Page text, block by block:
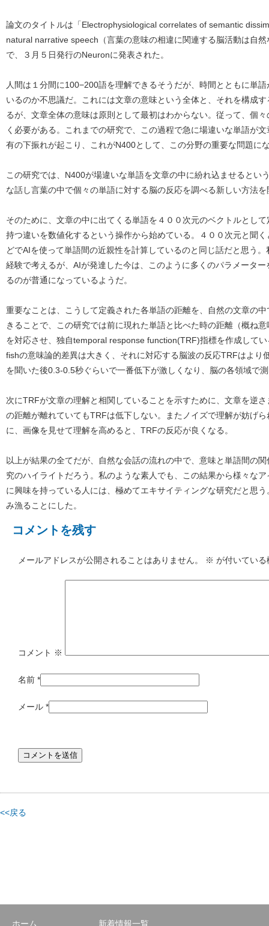
論文のタイトルは「Electrophysiological correlates of semantic
natural narrative speech（言葉の意味の相違に関連する脳活動は自
で、３月５日発行のNeuronに発表された。
人間は１分間に100−200語を理解できるそうだが、時間とともに単
いるのか不思議だ。これには文章の意味という全体と、それを構成
るが、文章全体の意味は原則として最初はわからない。従って、個
く必要がある。これまでの研究で、この過程で急に場違いな単語が
有の下振れが起こり、これがN400として、この分野の重要な問題に
この研究では、N400が場違いな単語を文章の中に紛れ込ませるとい
な話し言葉の中で個々の単語に対する脳の反応を調べる新しい方法
そのために、文章の中に出てくる単語を４００次元のベクトルとし
持つ違いを数値化するという操作から始めている。４００次元と聞
どでAIを使って単語間の近親性を計算しているのと同じ話だと思う
経験で考えるが、AIが発達した今は、このように多くのパラメータ
るのが普通になっているようだ。
重要なことは、こうして定義された各単語の距離を、自然の文章の
きることで、この研究では前に現れた単語と比べた時の距離（概ね
を対応させ、独自temporal response function(TRF)指標を作成して
fishの意味論的差異は大きく、それに対応する脳波の反応TRFはより
を聞いた後0.3-0.5秒ぐらいで一番低下が激しくなり、脳の各領域で
次にTRFが文章の理解と相関していることを示すために、文章を逆
の距離が離れていてもTRFは低下しない。またノイズで理解が妨げ
に、画像を見せて理解を高めると、TRFの反応が良くなる。
以上が結果の全てだが、自然な会話の流れの中で、意味と単語間の
究のハイライトだろう。私のような素人でも、この結果から様々な
に興味を持っている人には、極めてエキサイティングな研究だと思
み漁ることにした。
コメントを残す
メールアドレスが公開されることはありません。 ※ が付いてい
コメント ※
名前 *
メール *
<<戻る
ホーム 新着情報一覧